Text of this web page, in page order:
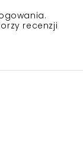
recenzji